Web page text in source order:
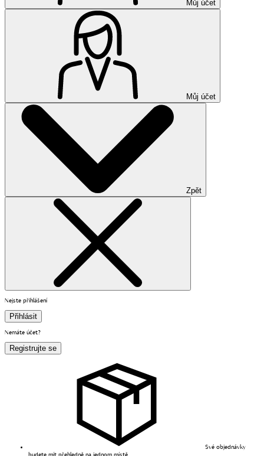
Můj účet
Můj účet
Zpět
Nejste přihlášení
Přihlásit
Nemáte účet?
Registrujte se
Své objednávky